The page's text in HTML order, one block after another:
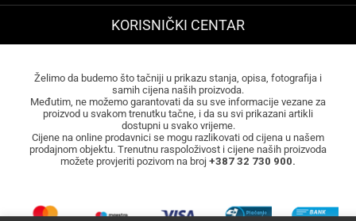
KORISNIČKI CENTAR
Želimo da budemo što tačniji u prikazu stanja, opisa, fotografija i
samih cijena naših proizvoda.
Međutim, ne možemo garantovati da su sve informacije vezane za
proizvod u svakom trenutku tačne, i da su svi prikazani artikli
dostupni u svako vrijeme.
Cijene na online prodavnici se mogu razlikovati od cijena u našem
prodajnom objektu. Trenutnu raspoloživost i cijene naših proizvoda
možete provjeriti pozivom na broj +387 32 730 900.